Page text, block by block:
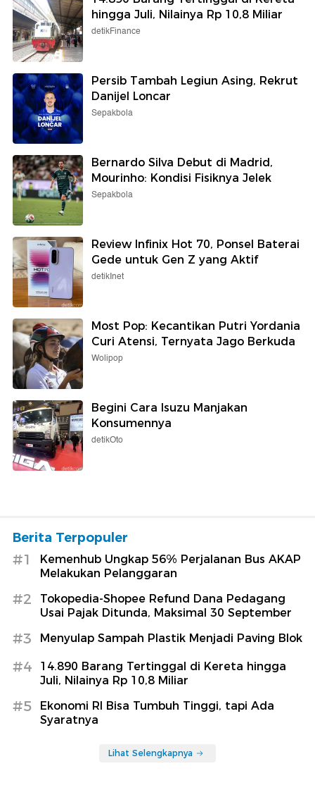
hingga Juli, Nilainya Rp 10,8 Miliar
detikFinance
Persib Tambah Legiun Asing, Rekrut
Danijel Loncar
Sepakbola
Bernardo Silva Debut di Madrid,
Mourinho: Kondisi Fisiknya Jelek
Sepakbola
Review Infinix Hot 70, Ponsel Baterai
Gede untuk Gen Z yang Aktif
detikInet
Most Pop: Kecantikan Putri Yordania
Curi Atensi, Ternyata Jago Berkuda
Wolipop
Begini Cara Isuzu Manjakan
Konsumennya
detikOto
Berita Terpopuler
#1
Kemenhub Ungkap 56% Perjalanan Bus AKAP
Melakukan Pelanggaran
#2
Tokopedia-Shopee Refund Dana Pedagang
Usai Pajak Ditunda, Maksimal 30 September
#3 Menyulap Sampah Plastik Menjadi Paving Blok
#4
14.890 Barang Tertinggal di Kereta hingga
Juli, Nilainya Rp 10,8 Miliar
#5
Ekonomi RI Bisa Tumbuh Tinggi, tapi Ada
Syaratnya
Lihat Selengkapnya